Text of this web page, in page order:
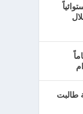
من العمر 20 عاماً
طالبت